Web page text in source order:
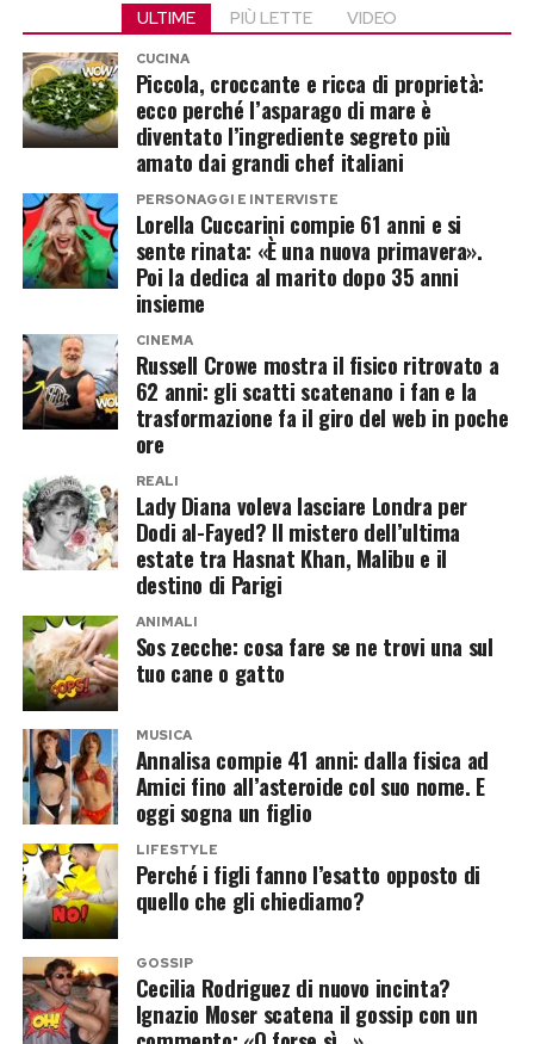
d’Italia.
Post Views: 197
Prima della carriera da attore, però, Ermito era
diventato noto al grande pubblico grazie alla
partecipazione alGrande Fratello 12,
esperienza a cui si è aggiunta quella alGrande
Fratello Vip 5.
Milly Carlucci cambia strategia?
Ed è proprio questo il dettaglio che sta facendo
discutere gli appassionati del programma. Per
anni Milly Carlucci ha mantenuto una linea
piuttosto chiara nella scelta del cast, evitando –
salvo rare eccezioni – concorrenti provenienti dai
reality show.
L’eventuale arrivo di Mario Ermito potrebbe
quindi rappresentare un cambio di rotta rispetto
a una regola che, nel tempo, avrebbe escluso
diversi personaggi proprio per il loro curriculum
televisivo.
Naturalmente, finché non arriverà l’annuncio
ufficiale della Rai o della stessa conduttrice, si
tratta soltanto di un’indiscrezione.
Il cast di Ballando con le stelle
prende forma
Con l’avvicinarsi dell’inizio della nuova stagione
televisiva, il puzzle diBallando con le stelle
appare sempre più definito. Milly Carlucci
ULTIME PIÙ LETTE VIDEO
CUCINA
Piccola, croccante e ricca di proprietà:
ecco perché l’asparago di mare è
diventato l’ingrediente segreto più
amato dai grandi chef italiani
PERSONAGGI E INTERVISTE
Lorella Cuccarini compie 61 anni e si
sente rinata: «È una nuova primavera».
Poi la dedica al marito dopo 35 anni
insieme
CINEMA
Russell Crowe mostra il fisico ritrovato a
62 anni: gli scatti scatenano i fan e la
trasformazione fa il giro del web in poche
ore
REALI
Lady Diana voleva lasciare Londra per
Dodi al-Fayed? Il mistero dell’ultima
estate tra Hasnat Khan, Malibu e il
destino di Parigi
ANIMALI
Sos zecche: cosa fare se ne trovi una sul
tuo cane o gatto
MUSICA
Annalisa compie 41 anni: dalla fisica ad
Amici fino all’asteroide col suo nome. E
oggi sogna un figlio
LIFESTYLE
Perché i figli fanno l’esatto opposto di
quello che gli chiediamo?
GOSSIP
Cecilia Rodriguez di nuovo incinta?
Ignazio Moser scatena il gossip con un